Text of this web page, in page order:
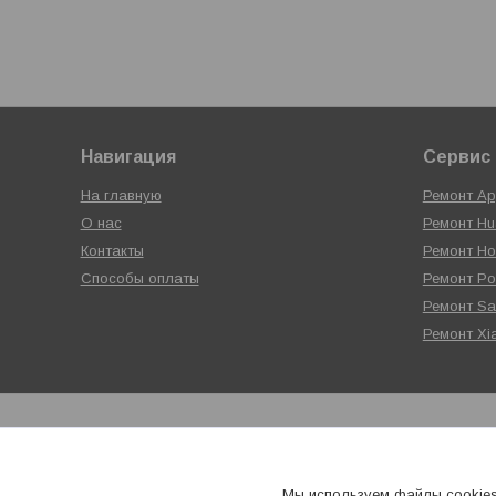
Навигация
На главную
О нас
Контакты
Способы оплаты
Сервис
Ремонт
Ремонт
Ремонт
Ремонт
Ремонт
Ремонт